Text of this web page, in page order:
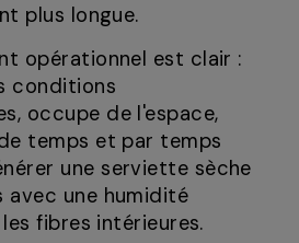
plus longue.
opérationnel est clair :
conditions
occupe de l'espace,
temps et par temps
une serviette sèche
avec une humidité
fibres intérieures.